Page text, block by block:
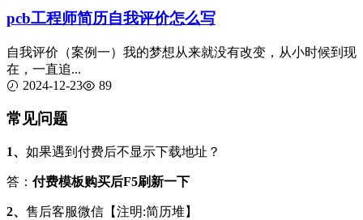
pcb工程师简历自我评价怎么写
自我评价（案例一）我的梦想从来就没有改变，从小时候到现
在，一直追...
2024-12-23
89
常见问题
1、 如果遇到付费后不显示下载地址？
答： 付费模板购买后F5刷新一下
2、 售后客服微信【注明:简历堆】